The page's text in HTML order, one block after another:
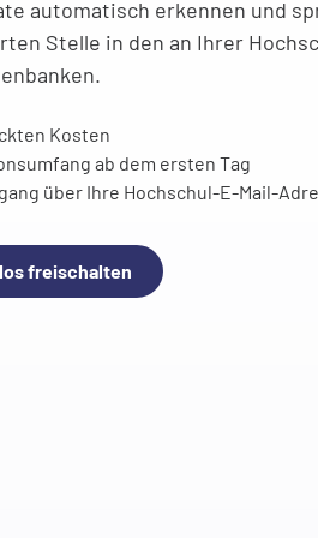
automatisch erkennen und
Stelle in den an Ihrer
Kosten
ab dem ersten Tag
über Ihre Hochschul-E-Mail-
freischalten